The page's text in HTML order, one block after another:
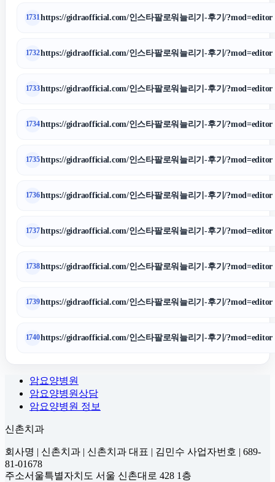
1731https://gidraofficial.com/인스타팔로워늘리기-후기/?mod=editor
1732https://gidraofficial.com/인스타팔로워늘리기-후기/?mod=editor
1733https://gidraofficial.com/인스타팔로워늘리기-후기/?mod=editor
1734https://gidraofficial.com/인스타팔로워늘리기-후기/?mod=editor
1735https://gidraofficial.com/인스타팔로워늘리기-후기/?mod=editor
1736https://gidraofficial.com/인스타팔로워늘리기-후기/?mod=editor
1737https://gidraofficial.com/인스타팔로워늘리기-후기/?mod=editor
1738https://gidraofficial.com/인스타팔로워늘리기-후기/?mod=editor
1739https://gidraofficial.com/인스타팔로워늘리기-후기/?mod=editor
1740https://gidraofficial.com/인스타팔로워늘리기-후기/?mod=editor
암요양병원
암요양병원상담
암요양병원 정보
신촌치과
회사명 | 신촌치과 | 신촌치과 대표 | 김민수 사업자번호 | 689-
81-01678
주소서울특별자치도 서울 신촌대로 428 1층